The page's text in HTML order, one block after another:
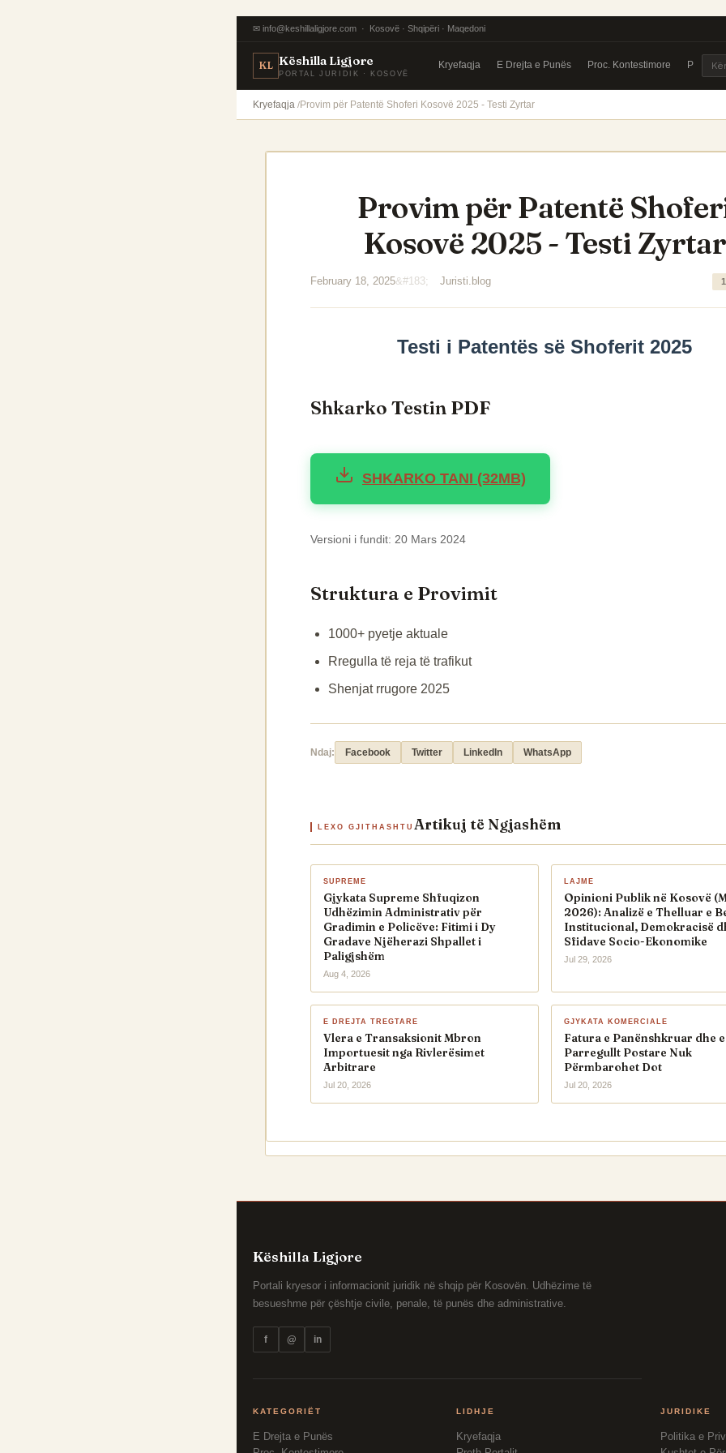
✉ info@keshillaligjore.com · Kosovë · Shqipëri · Maqedoni
KL Këshilla Ligjore
PORTAL JURIDIK · KOSOVË
Kryefaqja E Drejta e Punës Proc. Kontestimore Praktika
Kryefaqja Provim për Patentë Shoferi Kosovë 2025 - Testi Zyrtar
Provim për Patentë
Kosovë 2025 - Testi Zyrtar
February 18, 2025 Juristi.blog
Testi i Patentës së Shoferit 2025
Shkarko Testin PDF
SHKARKO TANI (32MB)
Versioni i fundit: 20 Mars 2024
Struktura e Provimit
1000+ pyetje aktuale
Rregulla të reja të trafikut
Shenjat rrugore 2025
Ndaj: Facebook Twitter LinkedIn WhatsApp
LEXO GJITHASHTU Artikuj të Ngjashëm
SUPREME
Gjykata Supreme Shfuqizon
Udhëzimin Administrativ për
Gradimin e Policëve: Fitimi i Dy
Gradave Njëherazi Shpallet i
Paligjshëm
Aug 4, 2026
LAJME
Opinioni Publik në Kosovë
2026): Analizë e Thelluar e
Institucional, Demokracisë
Sfidave Socio-Ekonomike
Jul 29, 2026
E DREJTA TREGTARE
Vlera e Transaksionit Mbron
Importuesit nga Rivlerësimet
Arbitrare
Jul 20, 2026
GJYKATA KOMERCIALE
Fatura e Panënshkruar dhe e
Parregullt Postare Nuk
Përmbarohet Dot
Jul 20, 2026
Këshilla Ligjore
Portali kryesor i informacionit juridik në shqip për Kosovën. Udhëzime të
besueshme për çështje civile, penale, të punës dhe administrative.
f @ in
KATEGORIËT
E Drejta e Punës
LIDHJE
Kryefaqja
JURIDIKE
Politika e